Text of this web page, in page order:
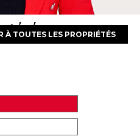
À TOUTES LES PROPRIÉTÉS